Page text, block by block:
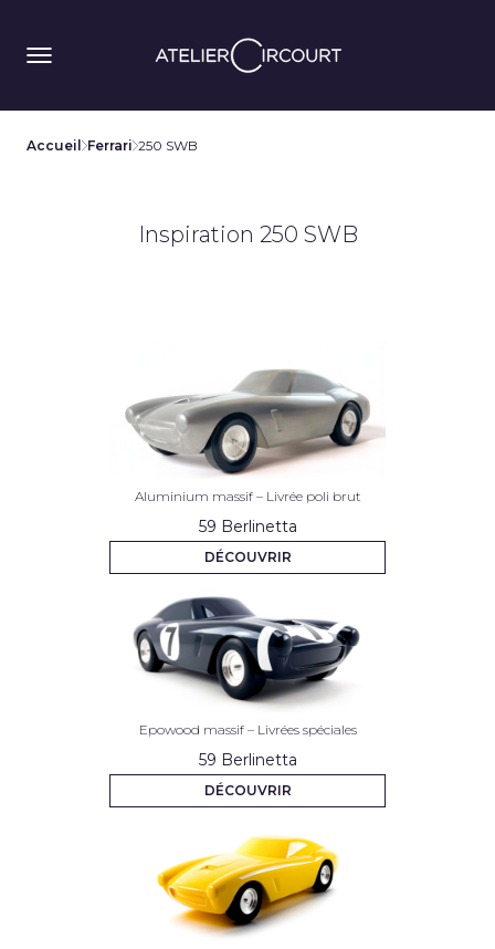
Accueil Ferrari 250 SWB
Inspiration 250 SWB
Aluminium massif – Livrée poli brut
59 Berlinetta
DÉCOUVRIR
Epowood massif – Livrées spéciales
59 Berlinetta
DÉCOUVRIR